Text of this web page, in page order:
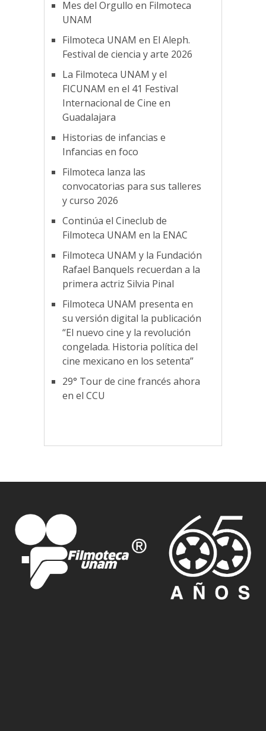
Mes del Orgullo en Filmoteca
UNAM
Filmoteca UNAM en El Aleph.
Festival de ciencia y arte 2026
La Filmoteca UNAM y el
FICUNAM en el 41 Festival
Internacional de Cine en
Guadalajara
Historias de infancias e
Infancias en foco
Filmoteca lanza las
convocatorias para sus talleres
y curso 2026
Continúa el Cineclub de
Filmoteca UNAM en la ENAC
Filmoteca UNAM y la Fundación
Rafael Banquels recuerdan a la
primera actriz Silvia Pinal
Filmoteca UNAM presenta en
su versión digital la publicación
“El nuevo cine y la revolución
congelada. Historia política del
cine mexicano en los setenta”
29° Tour de cine francés ahora
en el CCU